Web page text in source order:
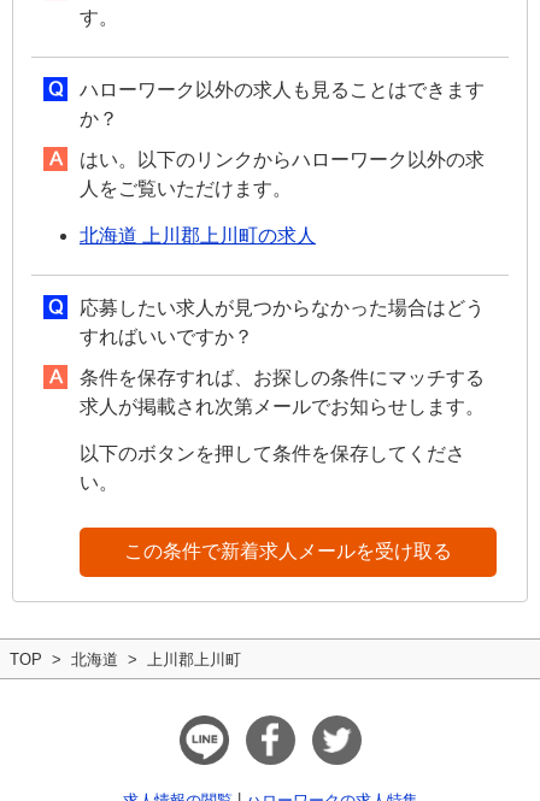
す。
ハローワーク以外の求人も見ることはできます
か？
はい。以下のリンクからハローワーク以外の求
人をご覧いただけます。
北海道 上川郡上川町の求人
応募したい求人が見つからなかった場合はどう
すればいいですか？
条件を保存すれば、お探しの条件にマッチする
求人が掲載され次第メールでお知らせします。
以下のボタンを押して条件を保存してくださ
い。
この条件で新着求人メールを受け取る
TOP 北海道 上川郡上川町